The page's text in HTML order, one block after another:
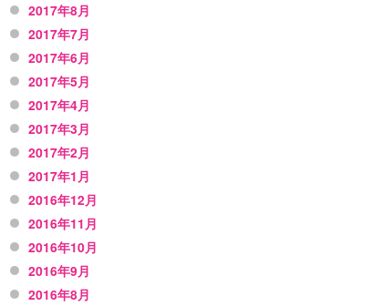
2017年8月
2017年7月
2017年6月
2017年5月
2017年4月
2017年3月
2017年2月
2017年1月
2016年12月
2016年11月
2016年10月
2016年9月
2016年8月